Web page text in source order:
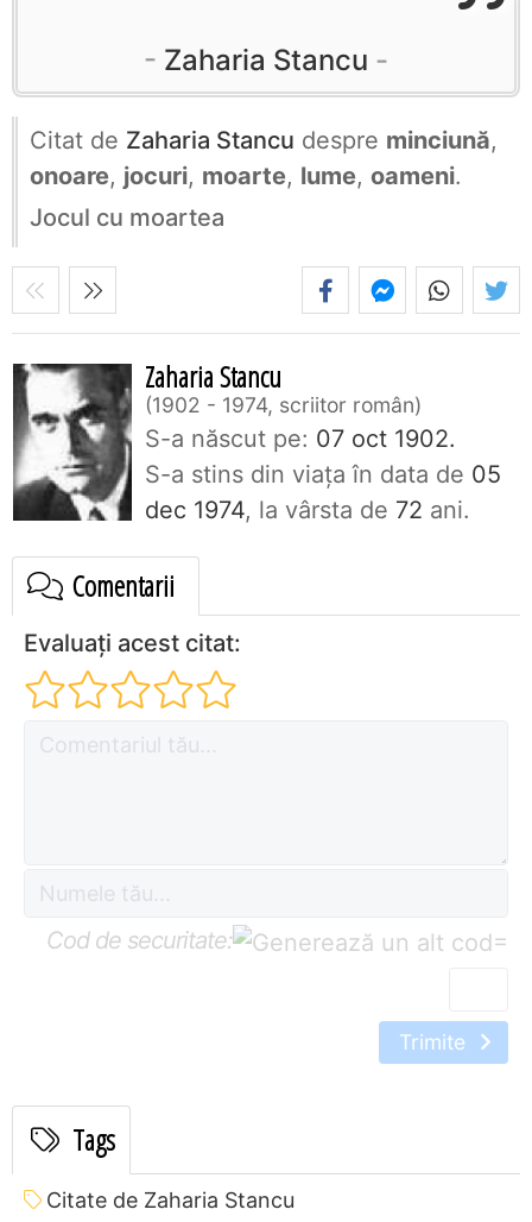
Zaharia Stancu
Citat de Zaharia Stancu despre minciună,
onoare, jocuri, moarte, lume, oameni.
Jocul cu moartea
Zaharia Stancu
1902 - 1974, scriitor român
S-a născut pe: 07 oct 1902.
S-a stins din viaţa în data de 05
dec 1974, la vârsta de 72 ani.
Comentarii
Evaluați acest citat:
Cod de securitate: =
Trimite
Tags
Citate de Zaharia Stancu